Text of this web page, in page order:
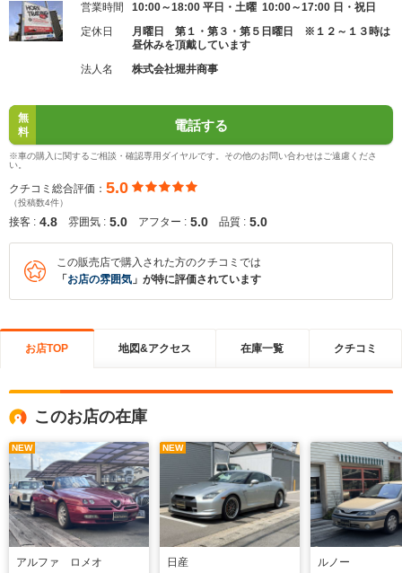
営業時間
10:00～18:00 平日・土曜 10:00～17:00 日・祝日
定休日
月曜日 第１・第３・第５日曜日 ※１２～１３時は
昼休みを頂戴しています
法人名
株式会社堀井商事
無
料
電話する
※車の購入に関するご相談・確認専用ダイヤルです。その他のお問い合わせはご遠慮くださ
い。
クチコミ総合評価： 5.0
（投稿数4件）
接客 : 4.8 雰囲気 : 5.0 アフター : 5.0 品質 : 5.0
この販売店で購入された方のクチコミでは
「 お店の雰囲気 」が特に評価されています
お店TOP 地図&アクセス 在庫一覧 クチコミ
このお店の在庫
NEW
アルファ ロメオ
NEW
日産 ルノー